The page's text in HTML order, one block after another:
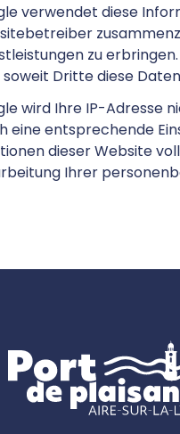
verwendet diese
zu
Dritte diese
wird Ihre IP-Adresse
eine entsprechende
dieser Website
Ihrer